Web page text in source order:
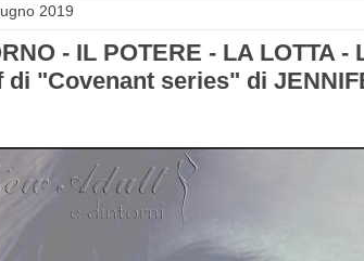
2019
- IL POTERE - LA LOTTA
di "Covenant series" di